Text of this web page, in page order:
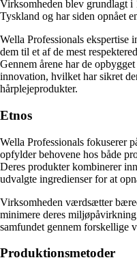
Virksomheden blev grundlagt i
Tyskland og har siden opnået
Wella Professionals ekspertise
dem til et af de mest
Gennem årene har de
innovation, hvilket har sikret
hårplejeprodukter.
Etnos
Wella Professionals fokuserer
opfylder behovene hos både
Deres produkter kombinerer
udvalgte ingredienser for at
Virksomheden værdsætter
minimere deres
samfundet gennem forskellige
Produktionsmetoder